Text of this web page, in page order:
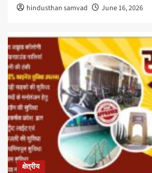
hindusthan samvad June 16, 2026
क्षेत्रीय